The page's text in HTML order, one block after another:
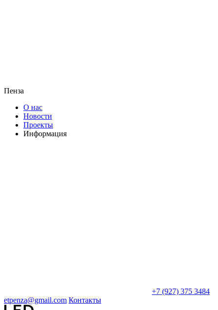
Пенза
О нас
Новости
Проекты
Информация
+7 (927) 375 3484
etpenza@gmail.com Контакты